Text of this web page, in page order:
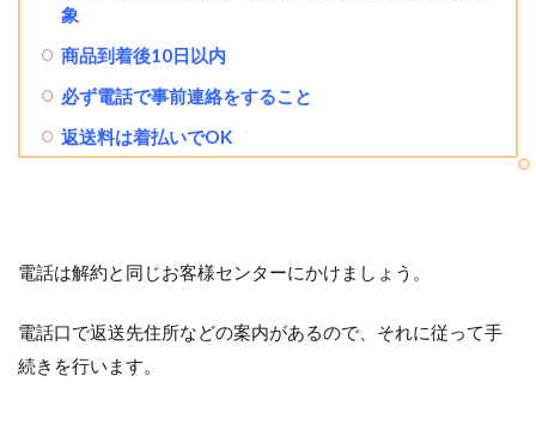
象
商品到着後10日以内
必ず電話で事前連絡をすること
返送料は着払いでOK
電話は解約と同じお客様センターにかけましょう。
電話口で返送先住所などの案内があるので、それに従って手
続きを行います。